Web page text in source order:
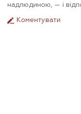
надлюдиною, — і
Коментувати